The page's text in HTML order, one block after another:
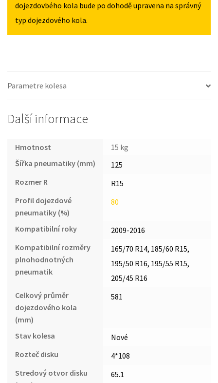
125/80R15
MNOŽSTVÍ
dojezdovbého kola bude po dohodě upravena na správný
typ dojezdového kola.
Parametre kolesa
Další informace
Hmotnost
15 kg
Šířka pneumatiky (mm)
125
Rozmer R
R15
Profil dojezdové
pneumatiky (%)
80
Kompatibilní roky
2009-2016
Kompatibilní rozměry
plnohodnotných
pneumatik
165/70 R14, 185/60 R15,
195/50 R16, 195/55 R15,
205/45 R16
Celkový průměr
dojezdového kola
(mm)
581
Stav kolesa
Nové
Rozteč disku
4*108
Stredový otvor disku
65.1